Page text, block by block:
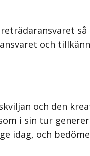
och
och den
i sin tur
idag, och